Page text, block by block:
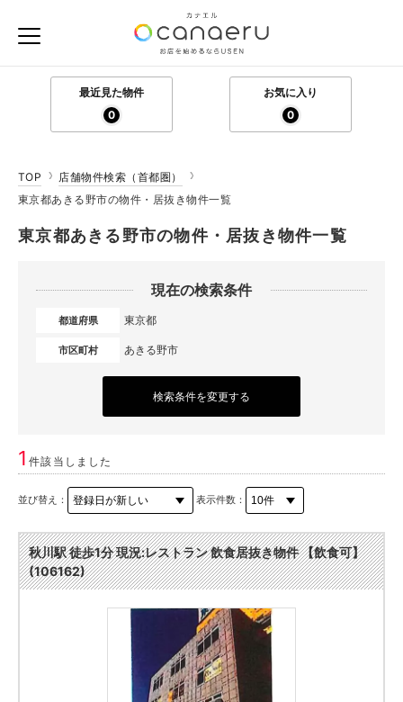
最近見た物件
0
お気に入り
0
TOP
店舗物件検索（首都圏）
東京都あきる野市の物件・居抜き物件一覧
東京都あきる野市の物件・居抜き物件一覧
現在の検索条件
都道府県 東京都
市区町村 あきる野市
検索条件を変更する
1件該当しました
並び替え： 表示件数：
秋川駅 徒歩1分 現況:レストラン 飲食居抜き物件 【飲食可】
(106162)